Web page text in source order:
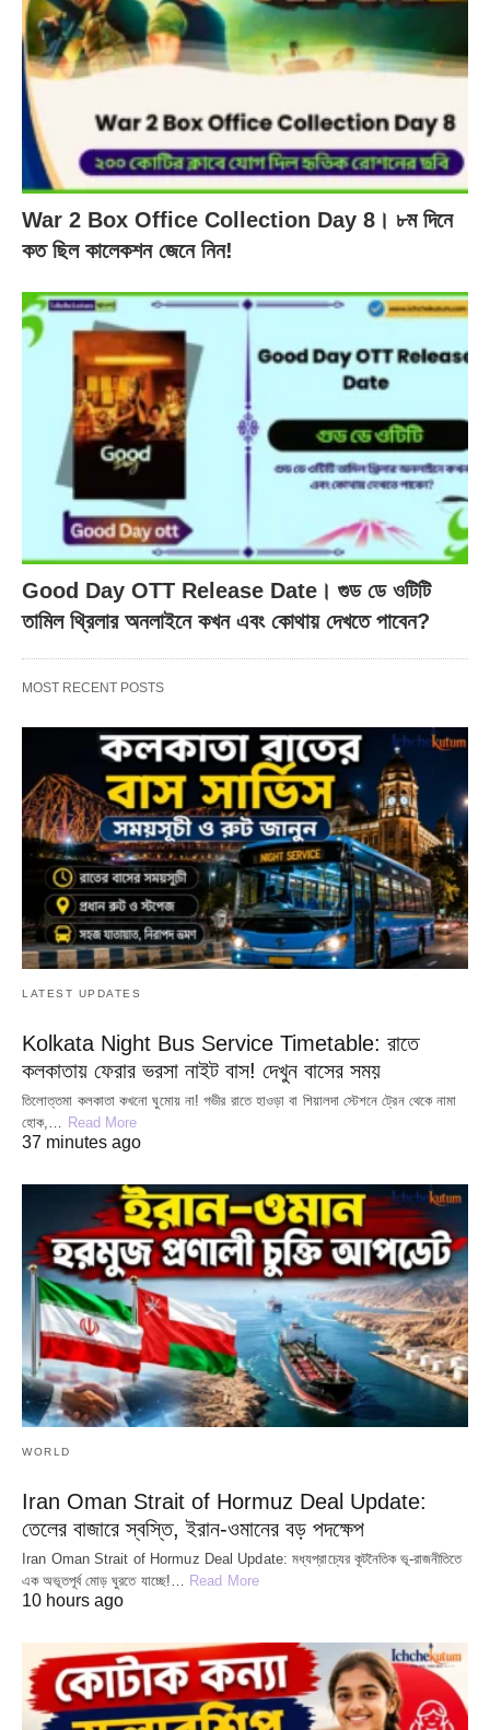
War 2 Box Office Collection Day 8। ৮ম দিনে
কত ছিল কালেকশন জেনে নিন!
Good Day OTT Release Date। গুড ডে ওটিটি
তামিল থ্রিলার অনলাইনে কখন এবং কোথায় দেখতে পাবেন?
MOST RECENT POSTS
LATEST UPDATES
Kolkata Night Bus Service Timetable: রাতে
কলকাতায় ফেরার ভরসা নাইট বাস! দেখুন বাসের সময়
তিলোত্তমা কলকাতা কখনো ঘুমোয় না! গভীর রাতে হাওড়া বা শিয়ালদা স্টেশনে ট্রেন থেকে নামা
হোক,… Read More
37 minutes ago
WORLD
Iran Oman Strait of Hormuz Deal Update:
তেলের বাজারে স্বস্তি, ইরান-ওমানের বড় পদক্ষেপ
Iran Oman Strait of Hormuz Deal Update: মধ্যপ্রাচ্যের কূটনৈতিক ভূ-রাজনীতিতে
এক অভূতপূর্ব মোড় ঘুরতে যাচ্ছে!…
Read More
10 hours ago